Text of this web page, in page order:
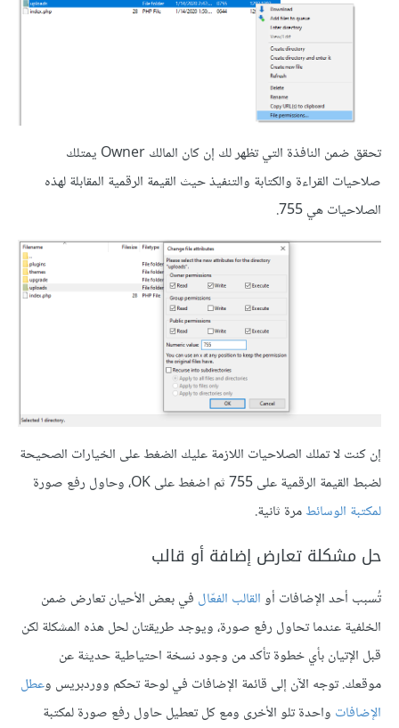
تحقق ضمن النافذة التي تظهر لك إن كان المالك Owner يمتلك
صلاحيات القراءة والكتابة والتنفيذ حيث القيمة الرقمية المقابلة لهذه
الصلاحيات هي 755.
إن كنت لا تملك الصلاحيات اللازمة عليك الضغط على الخيارات الصحيحة
لضبط القيمة الرقمية على 755 ثم اضغط على OK، وحاول رفع صورة
لمكتبة الوسائطمرة ثانية.
حل مشكلة تعارض إضافة أو قالب
تُسبب أحد الإضافات أوالقالب الفعّال في بعض الأحيان تعارض ضمن
الخلفية عندما تحاول رفع صورة، ويوجد طريقتان لحل هذه المشكلة لكن
قبل الإتيان بأي خطوة تأكد من وجود نسخة احتياطية حديثة عن
موقعك. توجه الآن إلى قائمة الإضافات في لوحة تحكم ووردبريس وعطل
الإضافات واحدة تلو الأخرى ومع كل تعطيل حاول رفع صورة لمكتبة